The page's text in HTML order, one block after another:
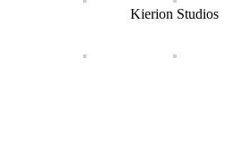
Kierion Studios